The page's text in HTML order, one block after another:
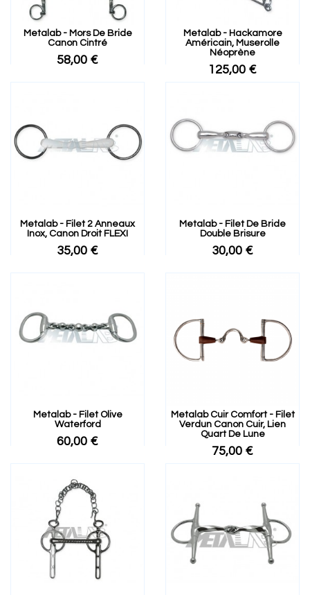
Metalab - Mors De Bride
Canon Cintré
58,00 €
Metalab - Hackamore
Américain, Muserolle
Néoprène
125,00 €
Metalab - Filet 2 Anneaux
Inox, Canon Droit FLEXI
35,00 €
Metalab - Filet De Bride
Double Brisure
30,00 €
Metalab - Filet Olive
Waterford
60,00 €
Metalab Cuir Comfort - Filet
Verdun Canon Cuir, Lien
Quart De Lune
75,00 €